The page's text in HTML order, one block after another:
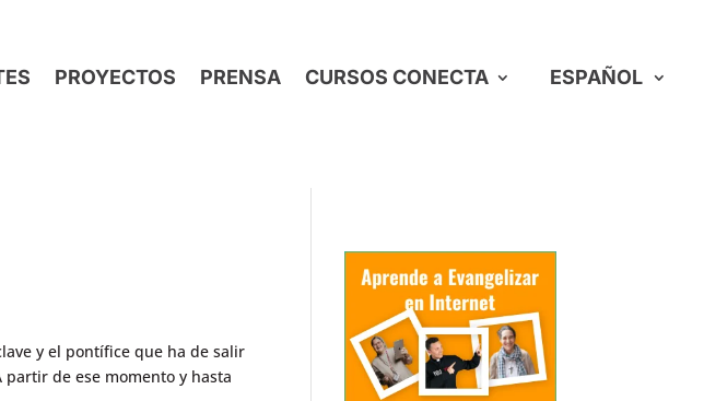
PROYECTOS PRENSA CURSOS CONECTA ESPAÑOL
y el pontífice que ha de salir
partir de ese momento y hasta